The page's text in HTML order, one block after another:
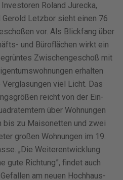
Roland Jurecka,
Gerold Letzbor sieht einen 76
vor. Als Blickfang über
und Büroflächen wirkt ein
Zwischengeschoß mit
erhalten
viel Licht. Das
reicht von der Ein-
über Wohnungen
zu Maisonetten und zwei
großen Wohnungen im 19.
„Die Weiterentwicklung
gute Richtung”, findet auch
am neuen Hochhaus-